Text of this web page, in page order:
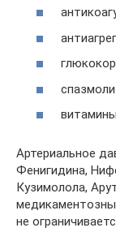
Артериальное
Фенигидина,
Кузимолола,
не